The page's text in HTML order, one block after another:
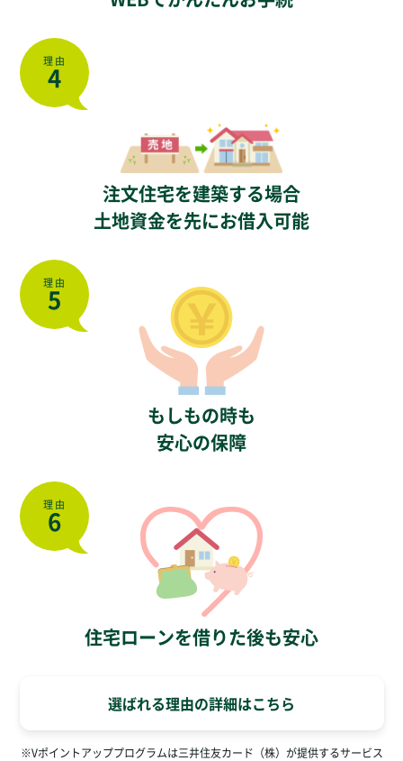
理由
4
注文住宅を建築する場合
土地資金を先にお借入可能
理由
5
もしもの時も
安心の保障
理由
6
住宅ローンを借りた後も安心
選ばれる理由の詳細はこちら
※Vポイントアッププログラムは三井住友カード（株）が提供するサービス